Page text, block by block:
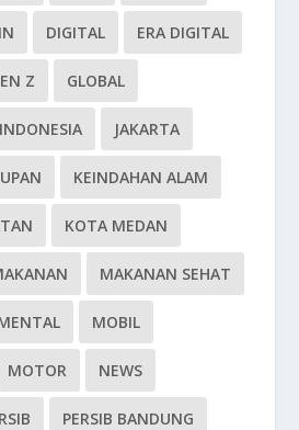
DIGITAL ERA DIGITAL
Z GLOBAL
INDONESIA JAKARTA
KEINDAHAN ALAM
KOTA MEDAN
MAKANAN SEHAT
MOBIL
MOTOR NEWS
PERSIB BANDUNG